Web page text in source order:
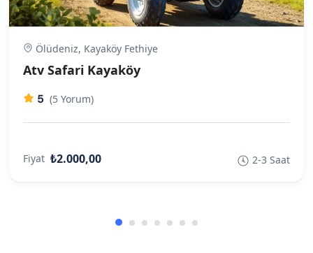
Ölüdeniz, Kayaköy Fethiye
Atv Safari Kayaköy
5 (5 Yorum)
Fiyat ₺2.000,00 2-3 Saat